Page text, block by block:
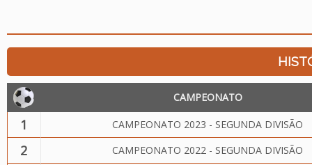
CAMPEONATO
1 CAMPEONATO 2023 - SEGUNDA DIVISÃO
2 CAMPEONATO 2022 - SEGUNDA DIVISÃO